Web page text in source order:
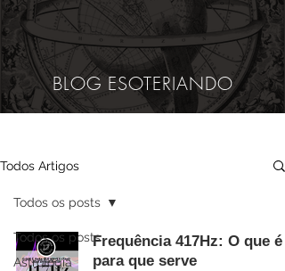
BLOG ESOTERIANDO
Todos Artigos
Todos os posts
Astrologia
Todos os posts
Frequência 417Hz: O que é
para que serve